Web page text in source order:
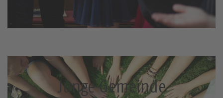
Junge Gemeinde